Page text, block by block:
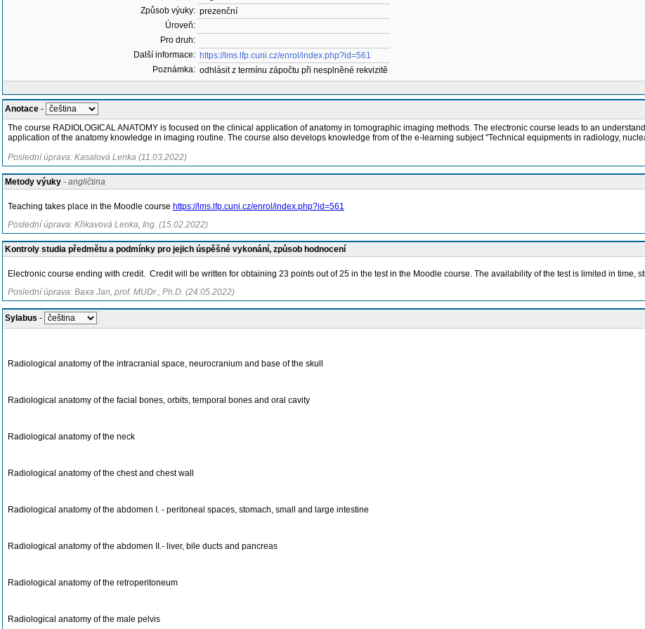
Způsob výuky: prezenční
Úroveň:
Pro druh:
Další informace: https://lms.lfp.cuni.cz/enrol/index.php?id=561
Poznámka: odhlásit z termínu zápočtu při nesplněné rekvizitě
Anotace -
The course RADIOLOGICAL ANATOMY is focused on the clinical application of anatomy in tomographic imaging methods. The electronic course leads to an
application of the anatomy knowledge in imaging routine. The course also develops knowledge from of the e-learning subject "Technical equipments in radiology,
Poslední úprava: Kasalová Lenka (11.03.2022)
Metody výuky - angličtina
Teaching takes place in the Moodle course https://lms.lfp.cuni.cz/enrol/index.php?id=561
Poslední úprava: Křikavová Lenka, Ing. (15.02.2022)
Kontroly studia předmětu a podmínky pro jejich úspěšné vykonání, způsob hodnocení
Electronic course ending with credit. Credit will be written for obtaining 23 points out of 25 in the test in the Moodle course. The availability of the test is limited in time,
Poslední úprava: Baxa Jan, prof. MUDr., Ph.D. (24.05.2022)
Sylabus -
Radiological anatomy of the intracranial space, neurocranium and base of the skull
Radiological anatomy of the facial bones, orbits, temporal bones and oral cavity
Radiological anatomy of the neck
Radiological anatomy of the chest and chest wall
Radiological anatomy of the abdomen I. - peritoneal spaces, stomach, small and large intestine
Radiological anatomy of the abdomen II.- liver, bile ducts and pancreas
Radiological anatomy of the retroperitoneum
Radiological anatomy of the male pelvis